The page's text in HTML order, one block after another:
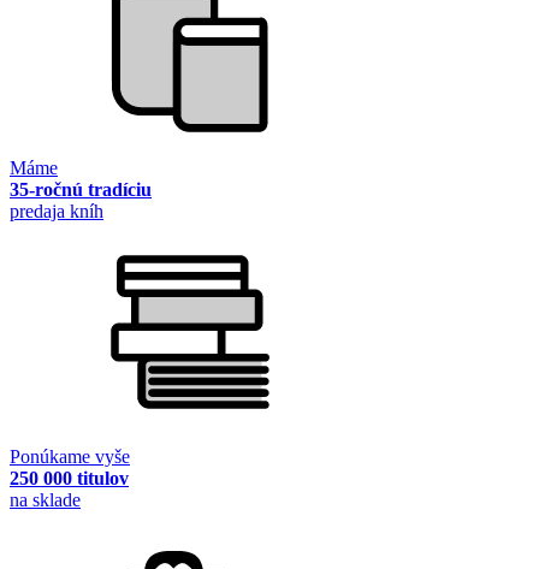
Máme
35-ročnú tradíciu
predaja kníh
Ponúkame vyše
250 000 titulov
na sklade